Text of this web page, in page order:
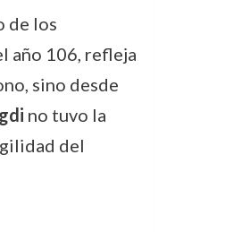
de los
año 106, refleja
sino desde
no tuvo la
del